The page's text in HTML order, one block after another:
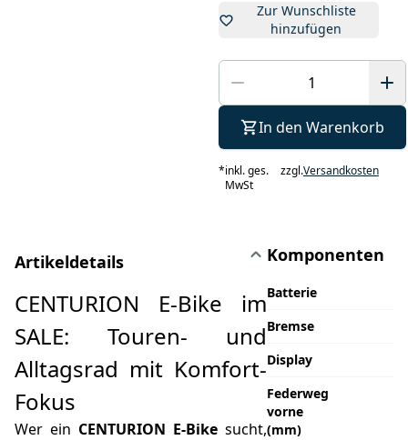
Zur Wunschliste
hinzufügen
In den Warenkorb
*inkl. ges.
MwSt
zzgl.Versandkosten
Artikeldetails
CENTURION E-Bike im
SALE: Touren- und
Alltagsrad mit Komfort-
Fokus
Wer ein CENTURION E-Bike sucht,
Komponenten
Batterie
Bremse
Display
Federweg
vorne
(mm)